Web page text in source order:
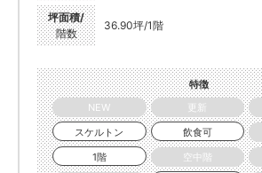
坪面積/
階数
36.90坪/1階
特徴
NEW
更新
スケルトン
飲食可
1階
空中階